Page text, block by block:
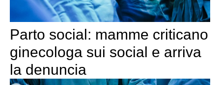
Parto social: mamme criticano
ginecologa sui social e arriva
la denuncia